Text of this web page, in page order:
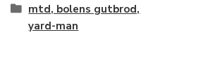
mtd, bolens gutbrod,
yard-man